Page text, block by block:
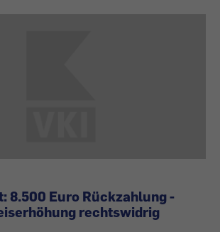
8.500 Euro Rückzahlung -
rechtswidrig